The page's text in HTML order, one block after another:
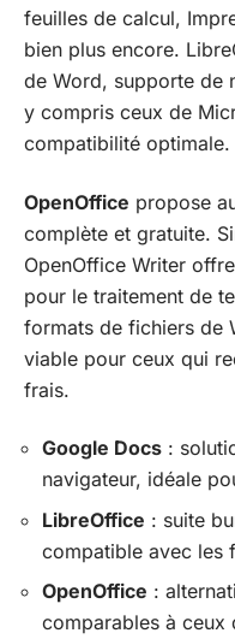
feuilles de calcul,
bien plus encore.
de Word, supporte de
y compris ceux de
compatibilité optimale.
OpenOffice propose
complète et gratuite.
OpenOffice Writer
pour le traitement de
formats de fichiers de
viable pour ceux qui
frais.
Google Docs :
navigateur, idéale
LibreOffice : suite
compatible avec les
OpenOffice :
comparables à ceux